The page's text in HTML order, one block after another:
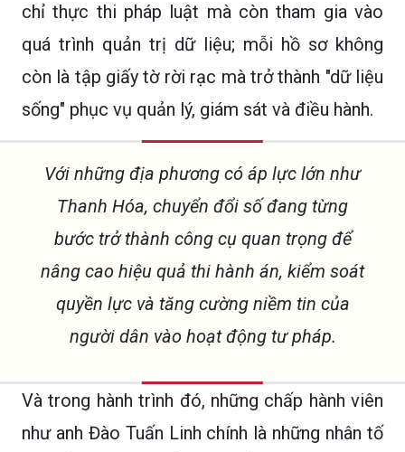
chỉ thực thi pháp luật mà còn tham gia vào
quá trình quản trị dữ liệu; mỗi hồ sơ không
còn là tập giấy tờ rời rạc mà trở thành "dữ liệu
sống" phục vụ quản lý, giám sát và điều hành.
Với những địa phương có áp lực lớn như
Thanh Hóa, chuyển đổi số đang từng
bước trở thành công cụ quan trọng để
nâng cao hiệu quả thi hành án, kiểm soát
quyền lực và tăng cường niềm tin của
người dân vào hoạt động tư pháp.
Và trong hành trình đó, những chấp hành viên
như anh Đào Tuấn Linh chính là những nhân tố